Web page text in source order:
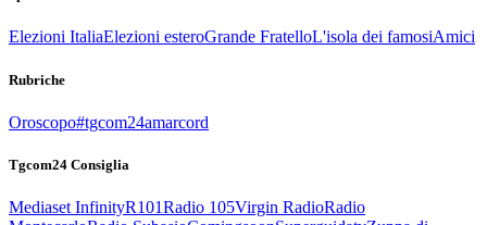
Elezioni ItaliaElezioni esteroGrande FratelloL'isola dei famosiAmici
Rubriche
Oroscopo#tgcom24amarcord
Tgcom24 Consiglia
Mediaset InfinityR101Radio 105Virgin RadioRadio